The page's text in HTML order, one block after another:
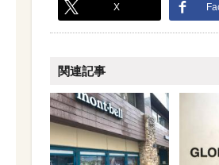
X
関連記事